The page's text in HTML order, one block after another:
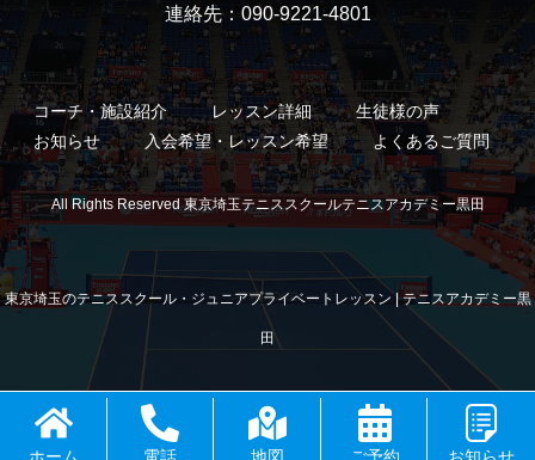
連絡先：090-9221-4801
コーチ・施設紹介 レッスン詳細
生徒様の声
お知らせ
入会希望・レッスン希望 よくあるご質問
All Rights Reserved 東京埼玉テニススクールテニスアカデミー黒田
東京埼玉のテニススクール・ジュニアプライベートレッスン | テニスアカデミー黒
田